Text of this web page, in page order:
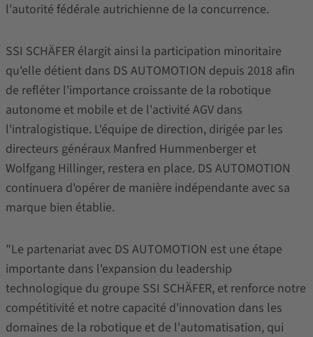
l'autorité fédérale autrichienne de la concurrence.
SSI SCHÄFER élargit ainsi la participation minoritaire
qu'elle détient dans DS AUTOMOTION depuis 2018 afin
de refléter l'importance croissante de la robotique
autonome et mobile et de l'activité AGV dans
l'intralogistique. L'équipe de direction, dirigée par les
directeurs généraux Manfred Hummenberger et
Wolfgang Hillinger, restera en place. DS AUTOMOTION
continuera d'opérer de manière indépendante avec sa
marque bien établie.
"Le partenariat avec DS AUTOMOTION est une étape
importante dans l'expansion du leadership
technologique du groupe SSI SCHÄFER, et renforce notre
compétitivité et notre capacité d'innovation dans les
domaines de la robotique et de l'automatisation, qui